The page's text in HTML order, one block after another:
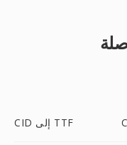
CID إلى TTF